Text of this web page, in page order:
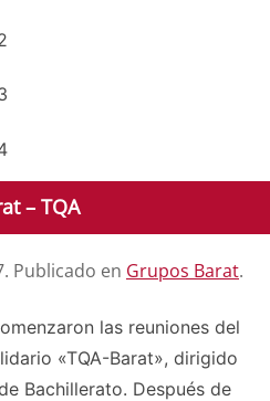
– TQA
. Publicado en Grupos Barat.
las reuniones del
«TQA-Barat», dirigido
Bachillerato. Después de